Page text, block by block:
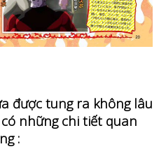
được tung ra không lâu
những chi tiết quan
: